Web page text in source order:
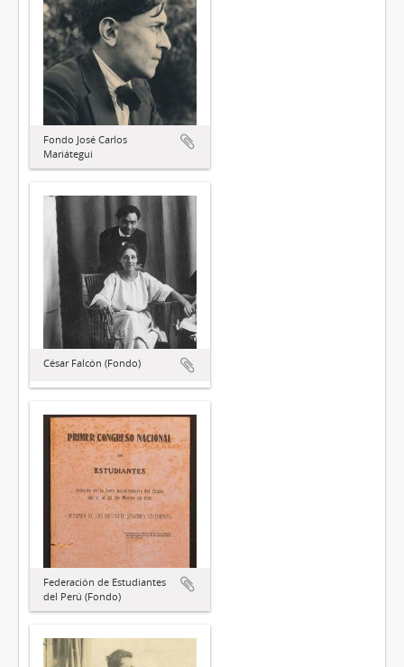
Fondo José Carlos
Mariátegui
César Falcón (Fondo)
Federación de Estudiantes
del Perú (Fondo)